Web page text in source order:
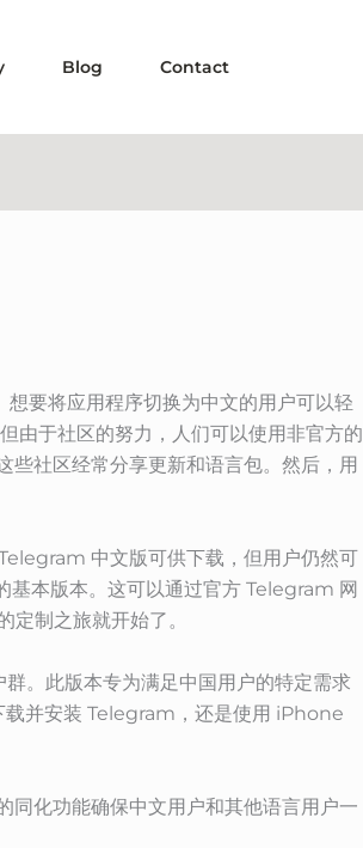
Blog Contact
要将应用程序切换为中文的用户可以轻
由于社区的努力，人们可以使用非官方的
社区经常分享更新和语言包。然后，用
中文版可供下载，但用户仍然可
基本版本。这可以通过官方 Telegram 网
制之旅就开始了。
。此版本专为满足中国用户的特定需求
载并安装 Telegram，还是使用 iPhone
化功能确保中文用户和其他语言用户一